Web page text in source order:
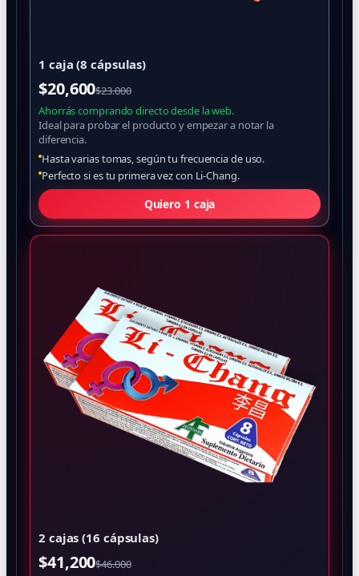
1 caja (8 cápsulas)
$20,600$23.000
Ahorrás comprando directo desde la web.
Ideal para probar el producto y empezar a notar la
diferencia.
Hasta varias tomas, según tu frecuencia de uso.
Perfecto si es tu primera vez con Li-Chang.
Quiero 1 caja
2 cajas (16 cápsulas)
$41,200$46.000